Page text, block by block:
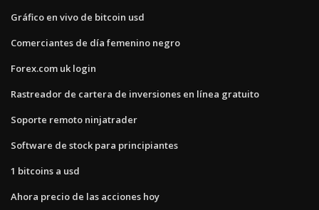
Gráfico en vivo de bitcoin usd
Comerciantes de día femenino negro
Forex.com uk login
Rastreador de cartera de inversiones en línea gratuito
Soporte remoto ninjatrader
Software de stock para principiantes
1 bitcoins a usd
Ahora precio de las acciones hoy